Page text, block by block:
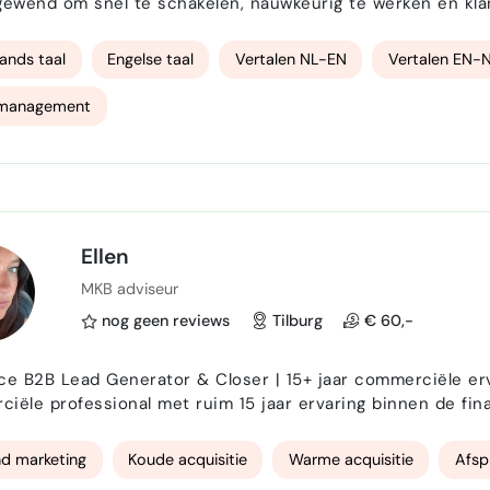
chat, klantvragen afhandelen, FAQ bijhouden…
taal Engelse taal Vertalen NL-EN Vertalen EN-
Ellen
MKB adviseur
nog geen reviews
Tilburg € 60,-
B2B Lead Generator & Closer | 15+ jaar commerciële ervaring
professional met ruim 15 jaar ervaring binnen de
commerciële kansen in concrete resultaten. Ik
marketing Koude acquisitie Warme acquisitie